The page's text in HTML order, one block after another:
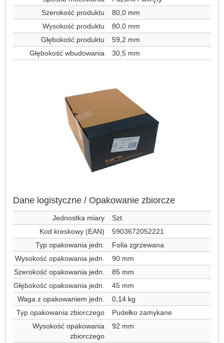
Szerokość produktu
80,0 mm
Wysokość produktu
80,0 mm
Głębokość produktu
59,2 mm
Głębokość wbudowania
30,5 mm
Dane logistyczne / Opakowanie zbiorcze
Jednostka miary
Szt.
Kod kreskowy (EAN)
5903672052221
Typ opakowania jedn.
Folia zgrzewana
Wysokość opakowania jedn.
90 mm
Szerokość opakowania jedn.
85 mm
Głębokość opakowania jedn.
45 mm
Waga z opakowaniem jedn.
0,14 kg
Typ opakowania zbiorczego
Pudełko zamykane
Wysokość opakowania
zbiorczego
92 mm